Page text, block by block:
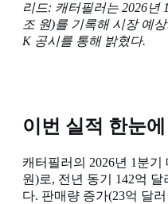
리드: 캐터필러는 2026년
조 원)를 기록해 시장 예
K 공시를 통해 밝혔다.
이번 실적 한눈에
캐터필러의 2026년 1분기
원)로, 전년 동기 142억 달
다. 판매량 증가(23억 달